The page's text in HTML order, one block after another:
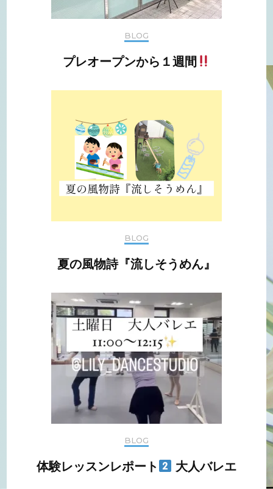
BLOG
プレオープンから１週間
BLOG
夏の風物詩『流しそうめん』
BLOG
体験レッスンレポート 大人バレエ